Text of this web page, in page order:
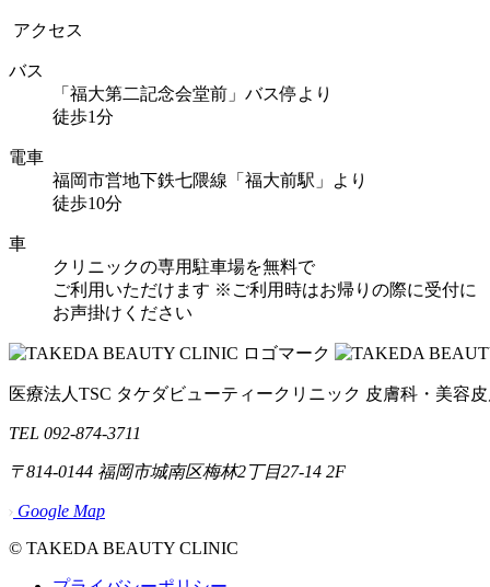
アクセス
バス
「福大第二記念会堂前」バス停より
徒歩1分
電車
福岡市営地下鉄七隈線「福大前駅」より
徒歩10分
車
クリニックの専用駐車場を無料で
ご利用いただけます ※ご利用時はお帰りの際に受付に
お声掛けください
医療法人TSC タケダビューティークリニック 皮膚科・美容
TEL 092-874-3711
〒814-0144 福岡市城南区梅林2丁目27-14 2F
Google Map
© TAKEDA BEAUTY CLINIC